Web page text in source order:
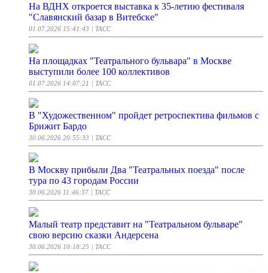
На ВДНХ откроется выставка к 35-летию фестиваля
"Славянский базар в Витебске"
01.07.2026 15:41:43 | ТАСС
На площадках "Театрального бульвара" в Москве
выступили более 100 коллективов
01.07.2026 14:07:21 | ТАСС
В "Художественном" пройдет ретроспектива фильмов с
Брижит Бардо
30.06.2026 20:55:33 | ТАСС
В Москву прибыли Два "Театральных поезда" после
тура по 43 городам России
30.06.2026 11:46:37 | ТАСС
Малый театр представит на "Театральном бульваре"
свою версию сказки Андерсена
30.06.2026 10:18:25 | ТАСС